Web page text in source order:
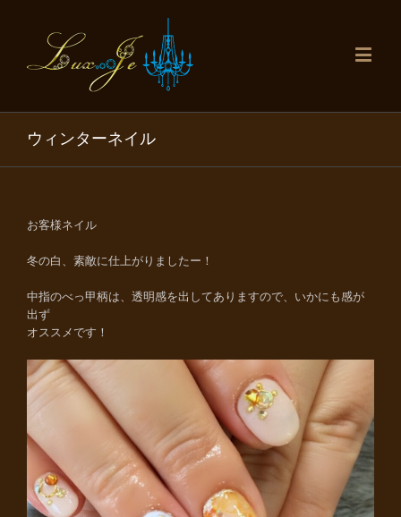
ウィンターネイル
お客様ネイル
冬の白、素敵に仕上がりましたー！
中指のべっ甲柄は、透明感を出してありますので、いかにも感が
出ず
オススメです！